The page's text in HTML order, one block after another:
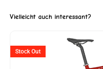
Vielleicht auch interessant?
Stock Out